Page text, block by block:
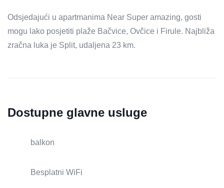
Odsjedajući u apartmanima Near Super amazing, gosti
mogu lako posjetiti plaže Bačvice, Ovčice i Firule. Najbliža
zračna luka je Split, udaljena 23 km.
Dostupne glavne usluge
balkon
Besplatni WiFi